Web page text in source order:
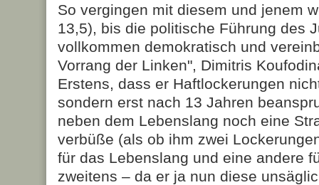
So vergingen mit diesem und jenem
13,5), bis die politische Führung des
vollkommen demokratisch und
Vorrang der Linken", Dimitris
Erstens, dass er Haftlockerungen
sondern erst nach 13 Jahren
neben dem Lebenslang noch eine
verbüße (als ob ihm zwei
für das Lebenslang und eine ande­re
zweitens – da er ja nun diese